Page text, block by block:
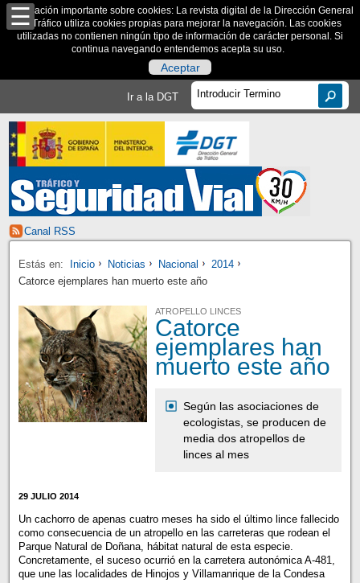
Información importante sobre cookies: La revista digital de la Dirección General
de Tráfico utiliza cookies propias para mejorar la navegación. Las cookies
utilizadas no contienen ningún tipo de información de carácter personal. Si
continua navegando entendemos acepta su uso.
Aceptar
Ir a la DGT
Canal RSS
Estás en: Inicio Noticias Nacional
2014
Catorce ejemplares han muerto este año
ATROPELLO LINCES
Catorce
ejemplares han
muerto este año
Según las asociaciones de
ecologistas, se producen de
media dos atropellos de
linces al mes
29 JULIO 2014
Un cachorro de apenas cuatro meses ha sido el último lince fallecido
como consecuencia de un atropello en las carreteras que rodean el
Parque Natural de Doñana, hábitat natural de esta especie.
Concretamente, el suceso ocurrió en la carretera autonómica A-481,
que une las localidades de Hinojos y Villamanrique de la Condesa